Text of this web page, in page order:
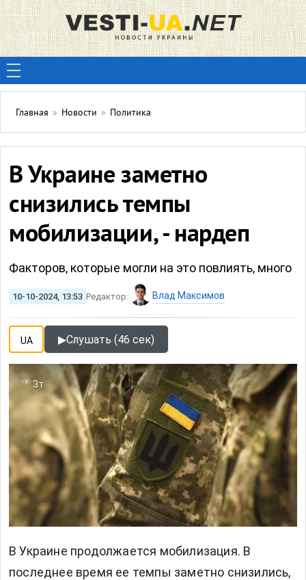
Главная » Новости » Политика
В Украине заметно
снизились темпы
мобилизации, - нардеп
Факторов, которые могли на это повлиять, много
10-10-2024, 13:53 Редактор: Влад Максимов
UA ▶Слушать (46 сек)
3т
В Украине продолжается мобилизация. В
последнее время ее темпы заметно снизились,